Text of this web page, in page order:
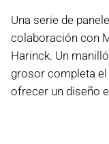
Una serie de
colaboración con
Harinck. Un
grosor completa
ofrecer un diseño